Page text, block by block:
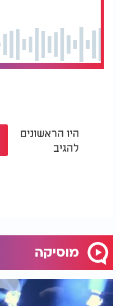
היו הראשונים
להגיב
מוסיקה